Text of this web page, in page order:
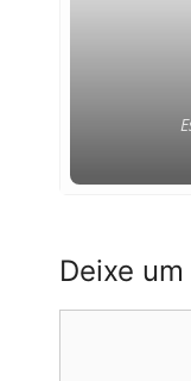
Deixe